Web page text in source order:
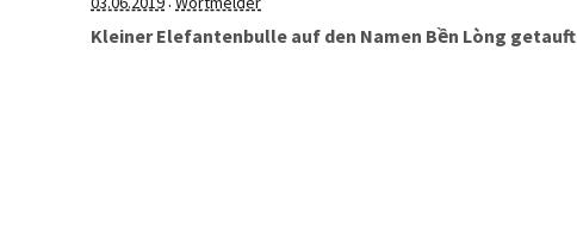
·
Kleiner Elefantenbulle auf den Namen Bền Lòng getauft